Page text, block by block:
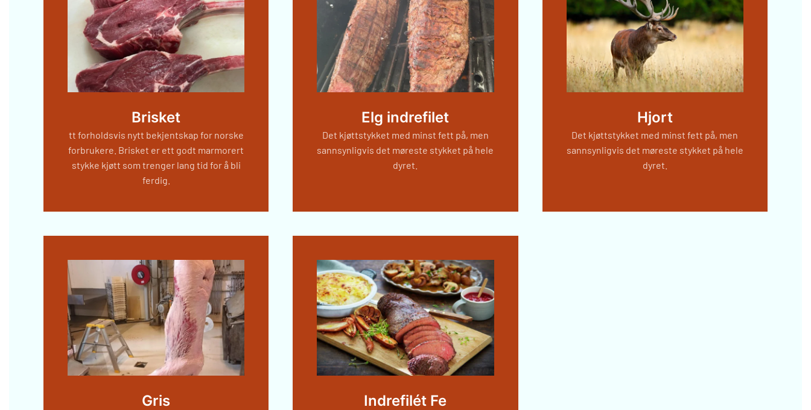
Brisket
tt forholdsvis nytt bekjentskap for norske
forbrukere. Brisket er ett godt marmorert
stykke kjøtt som trenger lang tid for å bli
ferdig.
Elg indrefilet
Det kjøttstykket med minst fett på, men
sannsynligvis det møreste stykket på hele
dyret.
Hjort
Det kjøttstykket med minst fett på, men
sannsynligvis det møreste stykket på hele
dyret.
Gris Indrefilét Fe